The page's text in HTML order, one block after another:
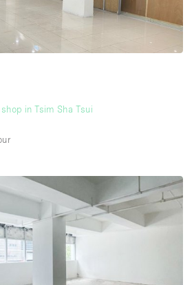
in Tsim Sha Tsui